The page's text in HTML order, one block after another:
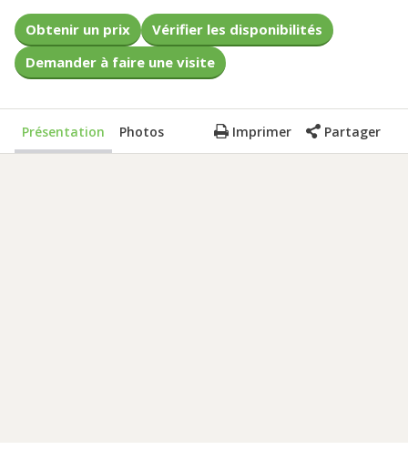
Obtenir un prix
Vérifier les disponibilités
Demander à faire une visite
Présentation Photos Imprimer Partager